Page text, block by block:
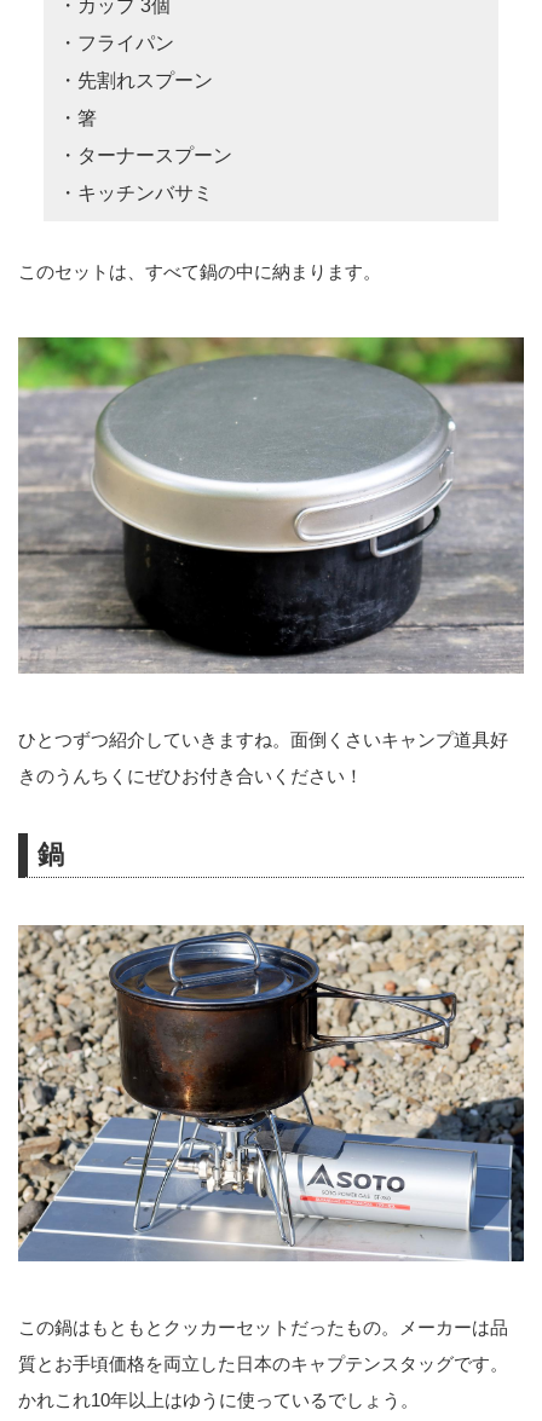
・カップ 3個
・フライパン
・先割れスプーン
・箸
・ターナースプーン
・キッチンバサミ
このセットは、すべて鍋の中に納まります。
ひとつずつ紹介していきますね。面倒くさいキャンプ道具好
きのうんちくにぜひお付き合いください！
鍋
この鍋はもともとクッカーセットだったもの。メーカーは品
質とお手頃価格を両立した日本のキャプテンスタッグです。
かれこれ10年以上はゆうに使っているでしょう。